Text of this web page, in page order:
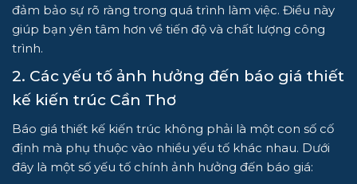
đảm bảo sự rõ ràng trong quá trình làm việc. Điều này
giúp bạn yên tâm hơn về tiến độ và chất lượng công
trình.
2. Các yếu tố ảnh hưởng đến báo giá thiết
kế kiến trúc Cần Thơ
Báo giá thiết kế kiến trúc không phải là một con số cố
định mà phụ thuộc vào nhiều yếu tố khác nhau. Dưới
đây là một số yếu tố chính ảnh hưởng đến báo giá: